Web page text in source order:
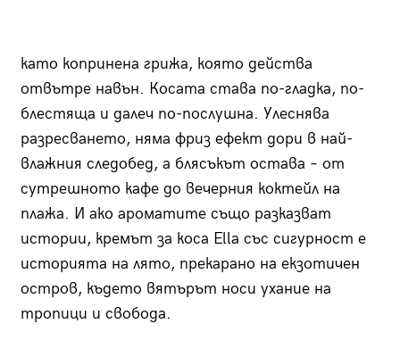
като копринена грижа, която действа
отвътре навън. Косата става по-гладка, по-
блестяща и далеч по-послушна. Улеснява
разресването, няма фриз ефект дори в най-
влажния следобед, а блясъкът остава – от
сутрешното кафе до вечерния коктейл на
плажа. И ако ароматите също разказват
истории, кремът за коса Ella със сигурност е
историята на лято, прекарано на екзотичен
остров, където вятърът носи ухание на
тропици и свобода.